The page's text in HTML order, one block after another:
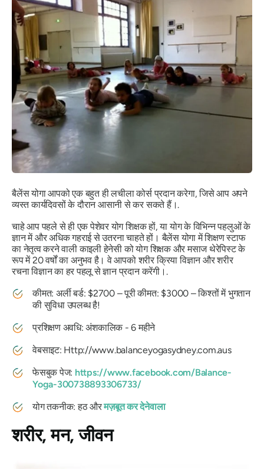
बैलेंस योगा आपको एक बहुत ही लचीला कोर्स प्रदान करेगा, जिसे आप अपने
व्यस्त कार्यदिवसों के दौरान आसानी से कर सकते हैं।.
चाहे आप पहले से ही एक पेशेवर योग शिक्षक हों, या योग के विभिन्न पहलुओं के
ज्ञान में और अधिक गहराई से उतरना चाहते हों। बैलेंस योगा में शिक्षण स्टाफ
का नेतृत्व करने वाली काइली हेनेसी को योग शिक्षक और मसाज थेरेपिस्ट के
रूप में 20 वर्षों का अनुभव है। वे आपको शरीर क्रिया विज्ञान और शरीर
रचना विज्ञान का हर पहलू से ज्ञान प्रदान करेंगी।.
कीमत: अर्ली बर्ड: $2700 – पूरी कीमत: $3000 – किश्तों में भुगतान
की सुविधा उपलब्ध है!
प्रशिक्षण अवधि: अंशकालिक - 6 महीने
वेबसाइट: Http://www.balanceyogasydney.com.aus
फेसबुक पेज: https://www.facebook.com/Balance-
Yoga-300738893306733/
योग तकनीक: हठ औरमज़बूत कर देनेवाला
शरीर, मन, जीवन